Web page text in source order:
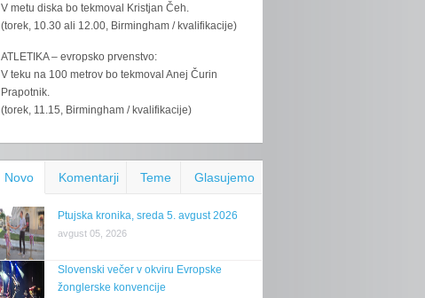
V metu diska bo tekmoval Kristjan Čeh.
(torek, 10.30 ali 12.00, Birmingham / kvalifikacije)
ATLETIKA – evropsko prvenstvo:
V teku na 100 metrov bo tekmoval Anej Čurin
Prapotnik.
(torek, 11.15, Birmingham / kvalifikacije)
Novo Komentarji Teme Glasujemo
Ptujska kronika, sreda 5. avgust 2026
avgust 05, 2026
Slovenski večer v okviru Evropske
žonglerske konvencije